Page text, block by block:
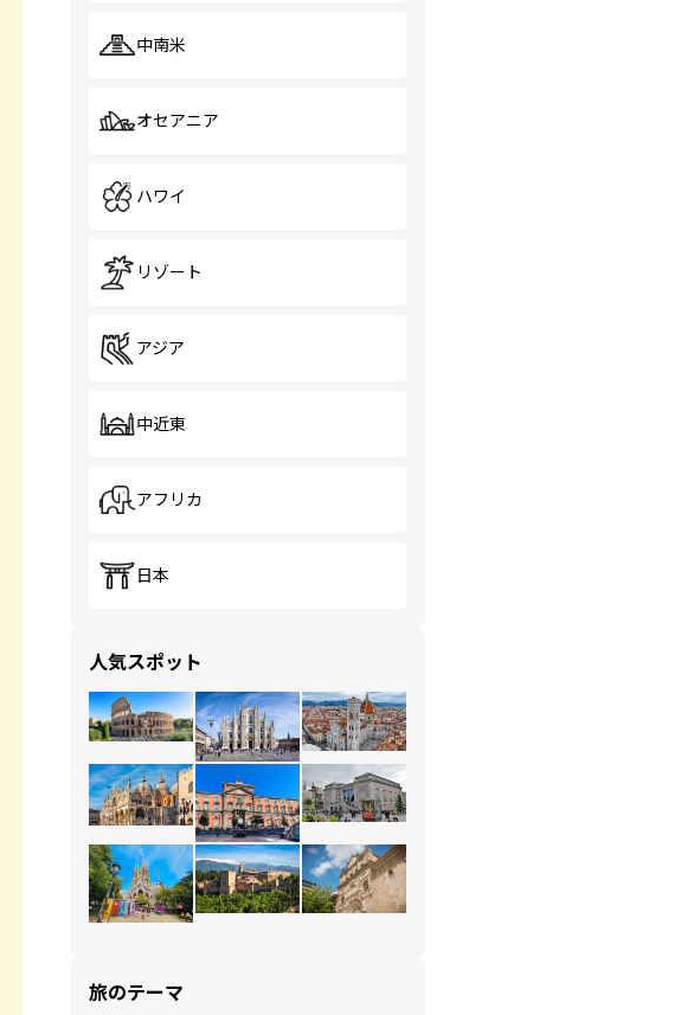
中南米
オセアニア
ハワイ
リゾート
アジア
中近東
アフリカ
日本
人気スポット
旅のテーマ